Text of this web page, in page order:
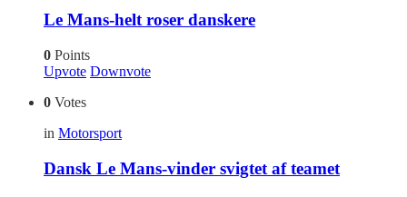
Le Mans-helt roser danskere
0 Points
Upvote Downvote
0 Votes
in Motorsport
Dansk Le Mans-vinder svigtet af teamet